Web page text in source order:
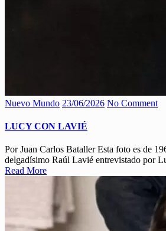
Nuevo Mundo 23/06/2026 No Comment
LUCY CON LAVIÉ
Por Juan Carlos Bataller Esta foto es de
delgadísimo Raúl Lavié entrevistado por
Read More